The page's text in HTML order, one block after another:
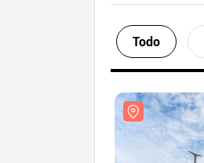
Todo